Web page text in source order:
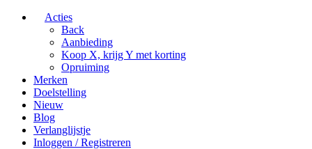
Acties
Back
Aanbieding
Koop X, krijg Y met korting
Opruiming
Merken
Doelstelling
Nieuw
Blog
Verlanglijstje
Inloggen / Registreren